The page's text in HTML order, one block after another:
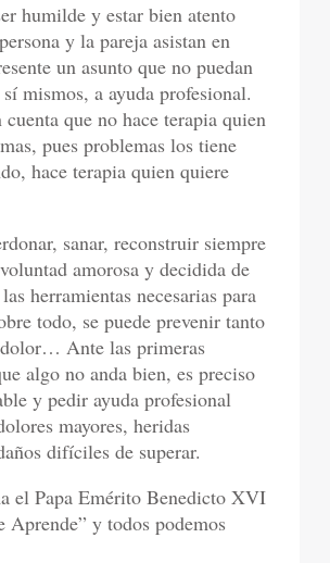
humilde y estar bien atento
y la pareja asistan en
un asunto que no puedan
mismos, a ayuda profesional.
cuenta que no hace terapia quien
pues problemas los tiene
hace terapia quien quiere
sanar, reconstruir siempre
amorosa y decidida de
herramientas necesarias para
todo, se puede prevenir tanto
Ante las primeras
algo no anda bien, es preciso
y pedir ayuda profesional
mayores, heridas
difíciles de superar.
el Papa Emérito Benedicto XVI
Aprende” y todos podemos